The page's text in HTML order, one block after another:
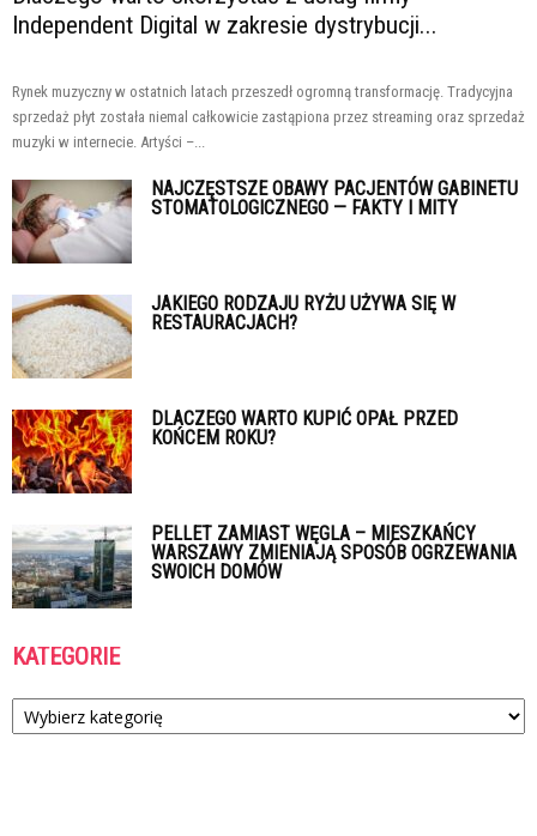
Independent Digital w zakresie dystrybucji...
Rynek muzyczny w ostatnich latach przeszedł ogromną transformację. Tradycyjna
sprzedaż płyt została niemal całkowicie zastąpiona przez streaming oraz sprzedaż
muzyki w internecie. Artyści –...
NAJCZĘSTSZE OBAWY PACJENTÓW GABINETU
STOMATOLOGICZNEGO — FAKTY I MITY
JAKIEGO RODZAJU RYŻU UŻYWA SIĘ W
RESTAURACJACH?
DLACZEGO WARTO KUPIĆ OPAŁ PRZED
KOŃCEM ROKU?
PELLET ZAMIAST WĘGLA – MIESZKAŃCY
WARSZAWY ZMIENIAJĄ SPOSÓB OGRZEWANIA
SWOICH DOMÓW
KATEGORIE
Kategorie